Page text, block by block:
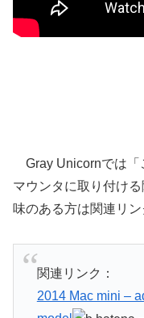
Gray Unicornでは「
マウンタに取り付け
味のある方は関連リン
関連リンク：
2014 Mac mini –